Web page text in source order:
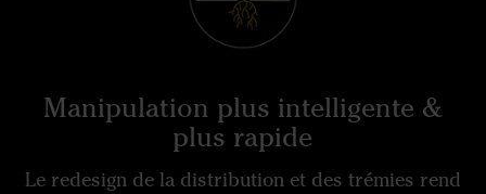
Manipulation plus intelligente &
plus rapide
Le redesign de la distribution et des trémies rend